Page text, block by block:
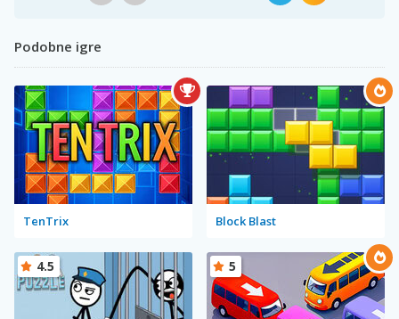
Podobne igre
TenTrix Block Blast
4.5 5